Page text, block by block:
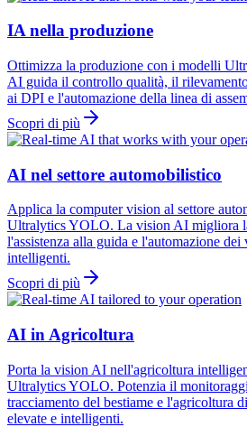
IA nella produzione
Ottimizza la produzione con i modelli
AI guida il controllo qualità, il
ai DPI e l'automazione della linea di
Scopri di più
AI nel settore automobilistico
Applica la computer vision al settore
Ultralytics YOLO. La vision AI migliora
l'assistenza alla guida e l'automazione
intelligenti.
Scopri di più
AI in Agricoltura
Porta la vision AI nell'agricoltura
Ultralytics YOLO. Potenzia il
tracciamento del bestiame e l'agricoltura
elevate e intelligenti.